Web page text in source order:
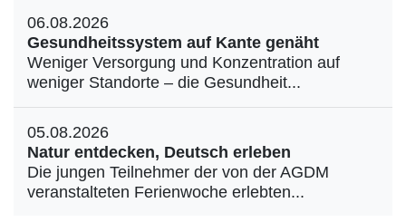
06.08.2026
Gesundheitssystem auf Kante genäht
Weniger Versorgung und Konzentration auf
weniger Standorte – die Gesundheit...
05.08.2026
Natur entdecken, Deutsch erleben
Die jungen Teilnehmer der von der AGDM
veranstalteten Ferienwoche erlebten...